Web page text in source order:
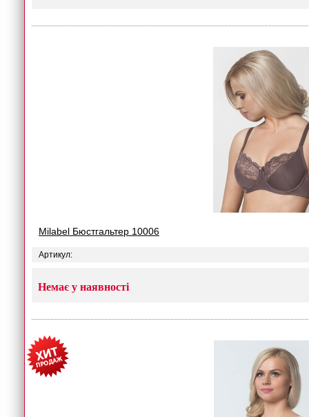
Milabel Бюстгальтер 10006
Артикул:
Немає у наявності